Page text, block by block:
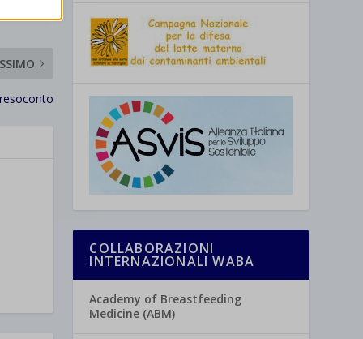
COLLABORAZIONI
INTERNAZIONALI WABA
Academy of Breastfeeding
Medicine (ABM)